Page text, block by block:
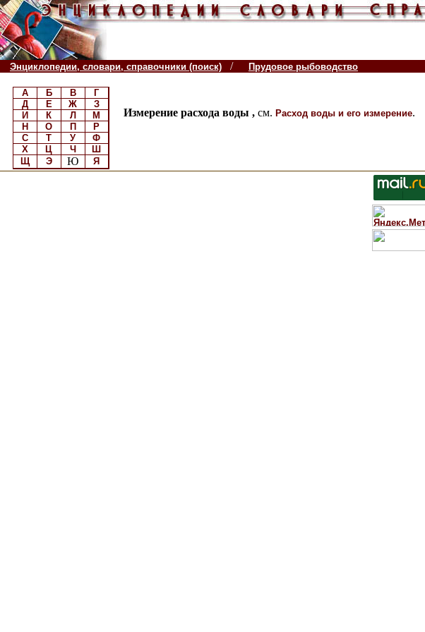
Энциклопедии, словари, справочники (поиск) / Прудовое рыбоводство
А Б В
Г
Д
Е Ж
З
И
К Л
М
Н
О П
Р
С
Т У
Ф
Х
Ц Ч
Ш
Щ
Э Ю Я
Измерение расхода воды , см. Расход воды и его измерение.